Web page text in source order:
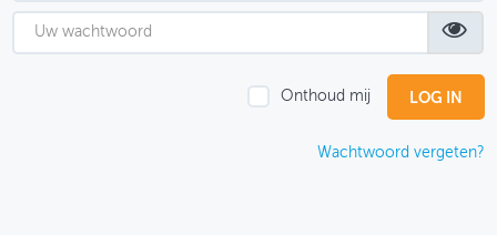
GEBRUIKER
Onthoud mij
Wachtwoord vergeten?